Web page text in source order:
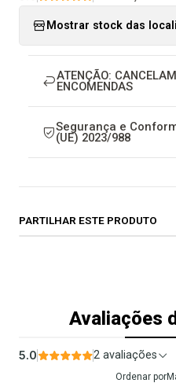
Mostrar stock das
ATENÇÃO:
ENCOMENDAS
Segurança e
(UE) 2023/988
PARTILHAR ESTE PRODUTO
Avaliações
5.0 2 avaliações
Ordenar por